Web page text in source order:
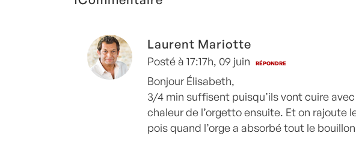
Laurent Mariotte
Posté à 17:17h, 09 juin RÉPONDRE
Bonjour Élisabeth,
3/4 min suffisent puisqu’ils vont cuire avec
chaleur de l’orgetto ensuite. Et on rajoute
pois quand l’orge a absorbé tout le